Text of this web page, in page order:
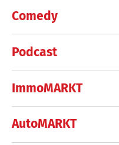
Comedy
Podcast
ImmoMARKT
AutoMARKT